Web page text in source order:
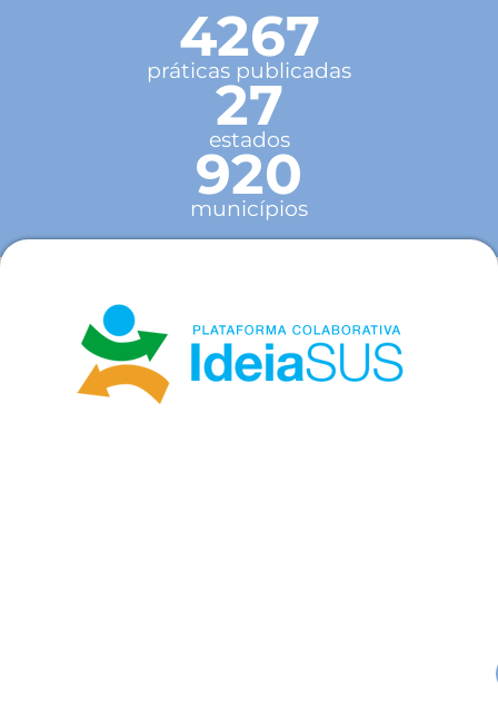
4267
práticas publicadas
27
estados
920
municípios